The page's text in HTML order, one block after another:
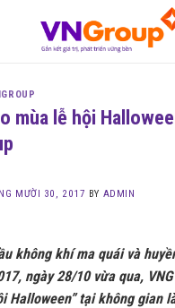
mùa lễ hội
MƯỜI 30, 2017 BY ADMIN
không khí ma quái và
ngày 28/10 vừa qua,
Halloween” tại không gian